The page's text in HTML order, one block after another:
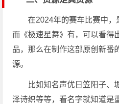
在2024年的赛车比赛中，
而《极速星舞》有，可以看得
品，那么在制作这部原创新番
源。
比如知名声优日笠阳子、
泽诗织等等，看名字就知道是